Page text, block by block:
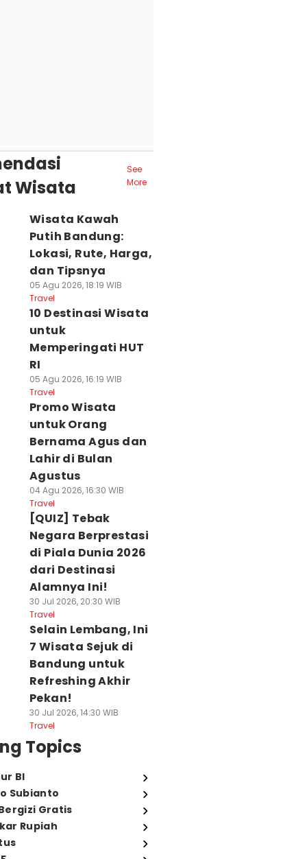
Wisata
See
More
Wisata Kawah
Putih Bandung:
Lokasi, Rute, Harga,
dan Tipsnya
05 Agu 2026, 18:19 WIB
Travel
10 Destinasi Wisata
untuk
Memperingati HUT
RI
05 Agu 2026, 16:19 WIB
Travel
Promo Wisata
untuk Orang
Bernama Agus dan
Lahir di Bulan
Agustus
04 Agu 2026, 16:30 WIB
Travel
[QUIZ] Tebak
Negara Berprestasi
di Piala Dunia 2026
dari Destinasi
Alamnya Ini!
30 Jul 2026, 20:30 WIB
Travel
Selain Lembang, Ini
7 Wisata Sejuk di
Bandung untuk
Refreshing Akhir
Pekan!
30 Jul 2026, 14:30 WIB
Travel
Topics
BI
Subianto
Gratis
Rupiah